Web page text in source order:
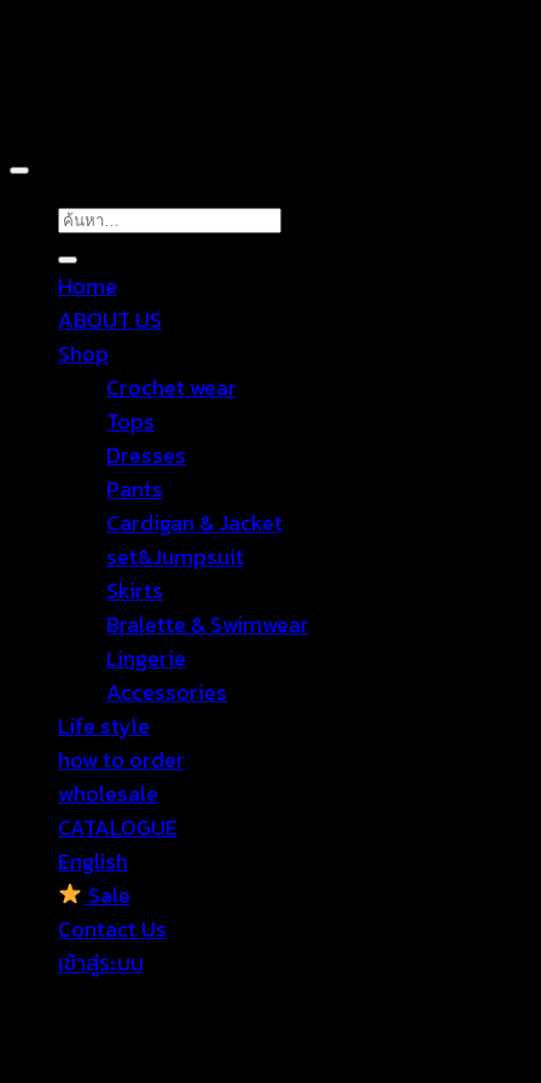
ค้นหา:
Home
ABOUT US
Shop
Crochet wear
Tops
Dresses
Pants
Cardigan & Jacket
set&Jumpsuit
Skirts
Bralette & Swimwear
Lingerie
Accessories
Life style
how to order
wholesale
CATALOGUE
English
Sale
Contact Us
เข้าสู่ระบบ